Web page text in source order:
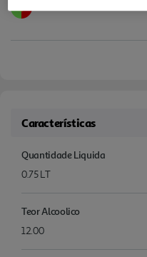
Características
Quantidade Liquida
0.75 LT
Teor Alcoolico
12.00